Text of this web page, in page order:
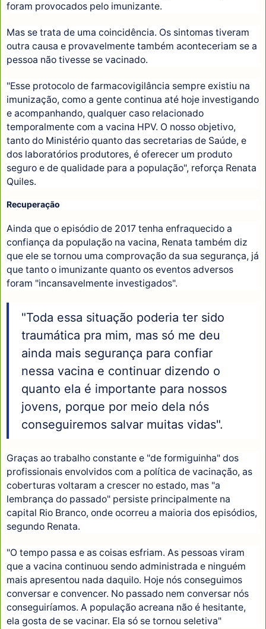
foram provocados pelo imunizante.
Mas se trata de uma coincidência. Os sintomas tiveram
outra causa e provavelmente também aconteceriam se a
pessoa não tivesse se vacinado.
"Esse protocolo de farmacovigilância sempre existiu na
imunização, como a gente continua até hoje investigando
e acompanhando, qualquer caso relacionado
temporalmente com a vacina HPV. O nosso objetivo,
tanto do Ministério quanto das secretarias de Saúde, e
dos laboratórios produtores, é oferecer um produto
seguro e de qualidade para a população", reforça Renata
Quiles.
Recuperação
Ainda que o episódio de 2017 tenha enfraquecido a
confiança da população na vacina, Renata também diz
que ele se tornou uma comprovação da sua segurança, já
que tanto o imunizante quanto os eventos adversos
foram "incansavelmente investigados".
"Toda essa situação poderia ter sido
traumática pra mim, mas só me deu
ainda mais segurança para confiar
nessa vacina e continuar dizendo o
quanto ela é importante para nossos
jovens, porque por meio dela nós
conseguiremos salvar muitas vidas".
Graças ao trabalho constante e "de formiguinha" dos
profissionais envolvidos com a política de vacinação, as
coberturas voltaram a crescer no estado, mas "a
lembrança do passado" persiste principalmente na
capital Rio Branco, onde ocorreu a maioria dos episódios,
segundo Renata.
"O tempo passa e as coisas esfriam. As pessoas viram
que a vacina continuou sendo administrada e ninguém
mais apresentou nada daquilo. Hoje nós conseguimos
conversar e convencer. No passado nem conversar nós
conseguiríamos. A população acreana não é hesitante,
ela gosta de se vacinar. Ela só se tornou seletiva"